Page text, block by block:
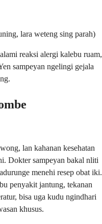
lara weteng sing parah)
reaksi alergi kalebu ruam,
sampeyan ngelingi gejala
lan kahanan kesehatan
Dokter sampeyan bakal nliti
menehi resep obat iki.
penyakit jantung, tekanan
bisa uga kudu ngindhari
khusus.